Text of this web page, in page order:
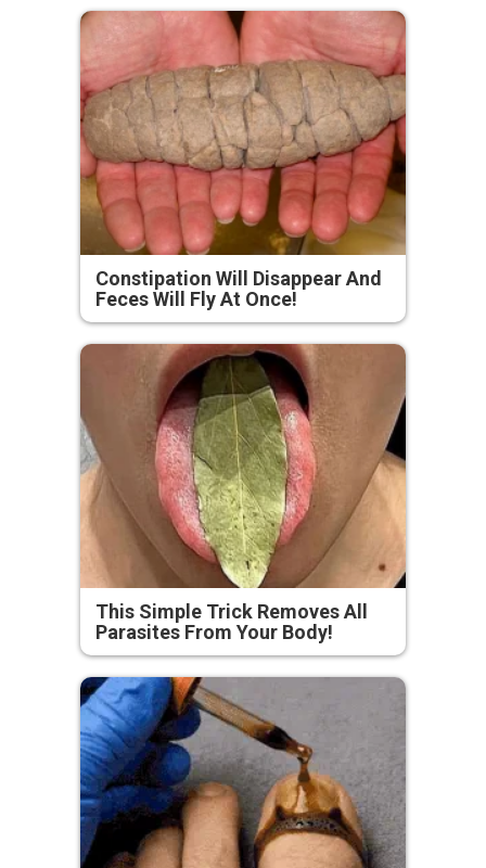
Constipation Will Disappear And
Feces Will Fly At Once!
This Simple Trick Removes All
Parasites From Your Body!